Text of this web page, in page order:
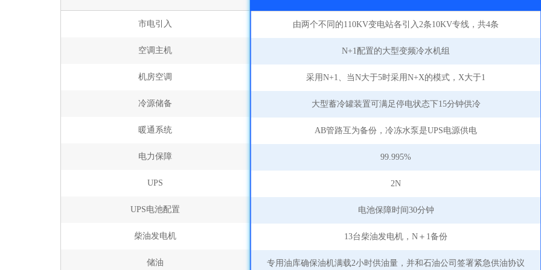
市电引入
空调主机
机房空调
冷源储备
暖通系统
电力保障
UPS
UPS电池配置
柴油发电机
储油
由两个不同的110KV变电站各引入2条10KV专线，共4条
N+1配置的大型变频冷水机组
采用N+1、当N大于5时采用N+X的模式，X大于1
大型蓄冷罐装置可满足停电状态下15分钟供冷
AB管路互为备份，冷冻水泵是UPS电源供电
99.995%
2N
电池保障时间30分钟
13台柴油发电机，N＋1备份
专用油库确保油机满载2小时供油量，并和石油公司签署紧急供油协议